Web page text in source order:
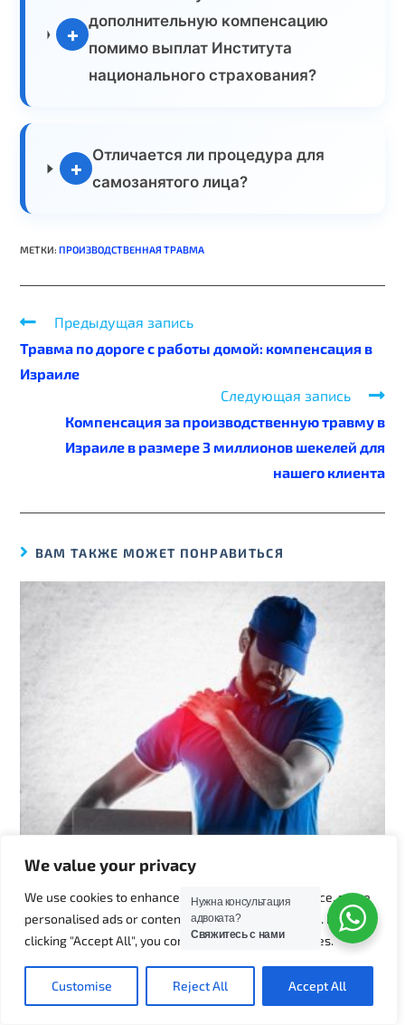
We value your privacy
We use cookies to enhance your browsing experience, serve
personalised ads or content, and analyse our traffic. By
clicking "Accept All", you consent to our use of cookies.
Customise Reject All Accept All
+
дополнительную компенсацию
помимо выплат Института
национального страхования?
+
Отличается ли процедура для
самозанятого лица?
МЕТКИ:ПРОИЗВОДСТВЕННАЯ ТРАВМА
Предыдущая запись
Травма по дороге с работы домой: компенсация в
Израиле
Следующая запись
Компенсация за производственную травму в
Израиле в размере 3 миллионов шекелей для
нашего клиента
ВАМ ТАКЖЕ МОЖЕТ ПОНРАВИТЬСЯ
Производственная травма
11 июня, 2020
Нужна консультация
адвоката?
Свяжитесь с нами